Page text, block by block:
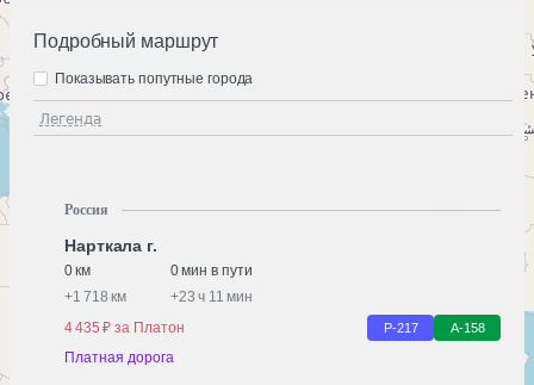
Подробный маршрут
Легенда
Показывать попутные города
Россия
Нарткала г.
0 км
0 мин в пути
+1 718 км +23 ч 11 мин
4 435 ₽ за Платон
Р-217 А-158
Платная дорога